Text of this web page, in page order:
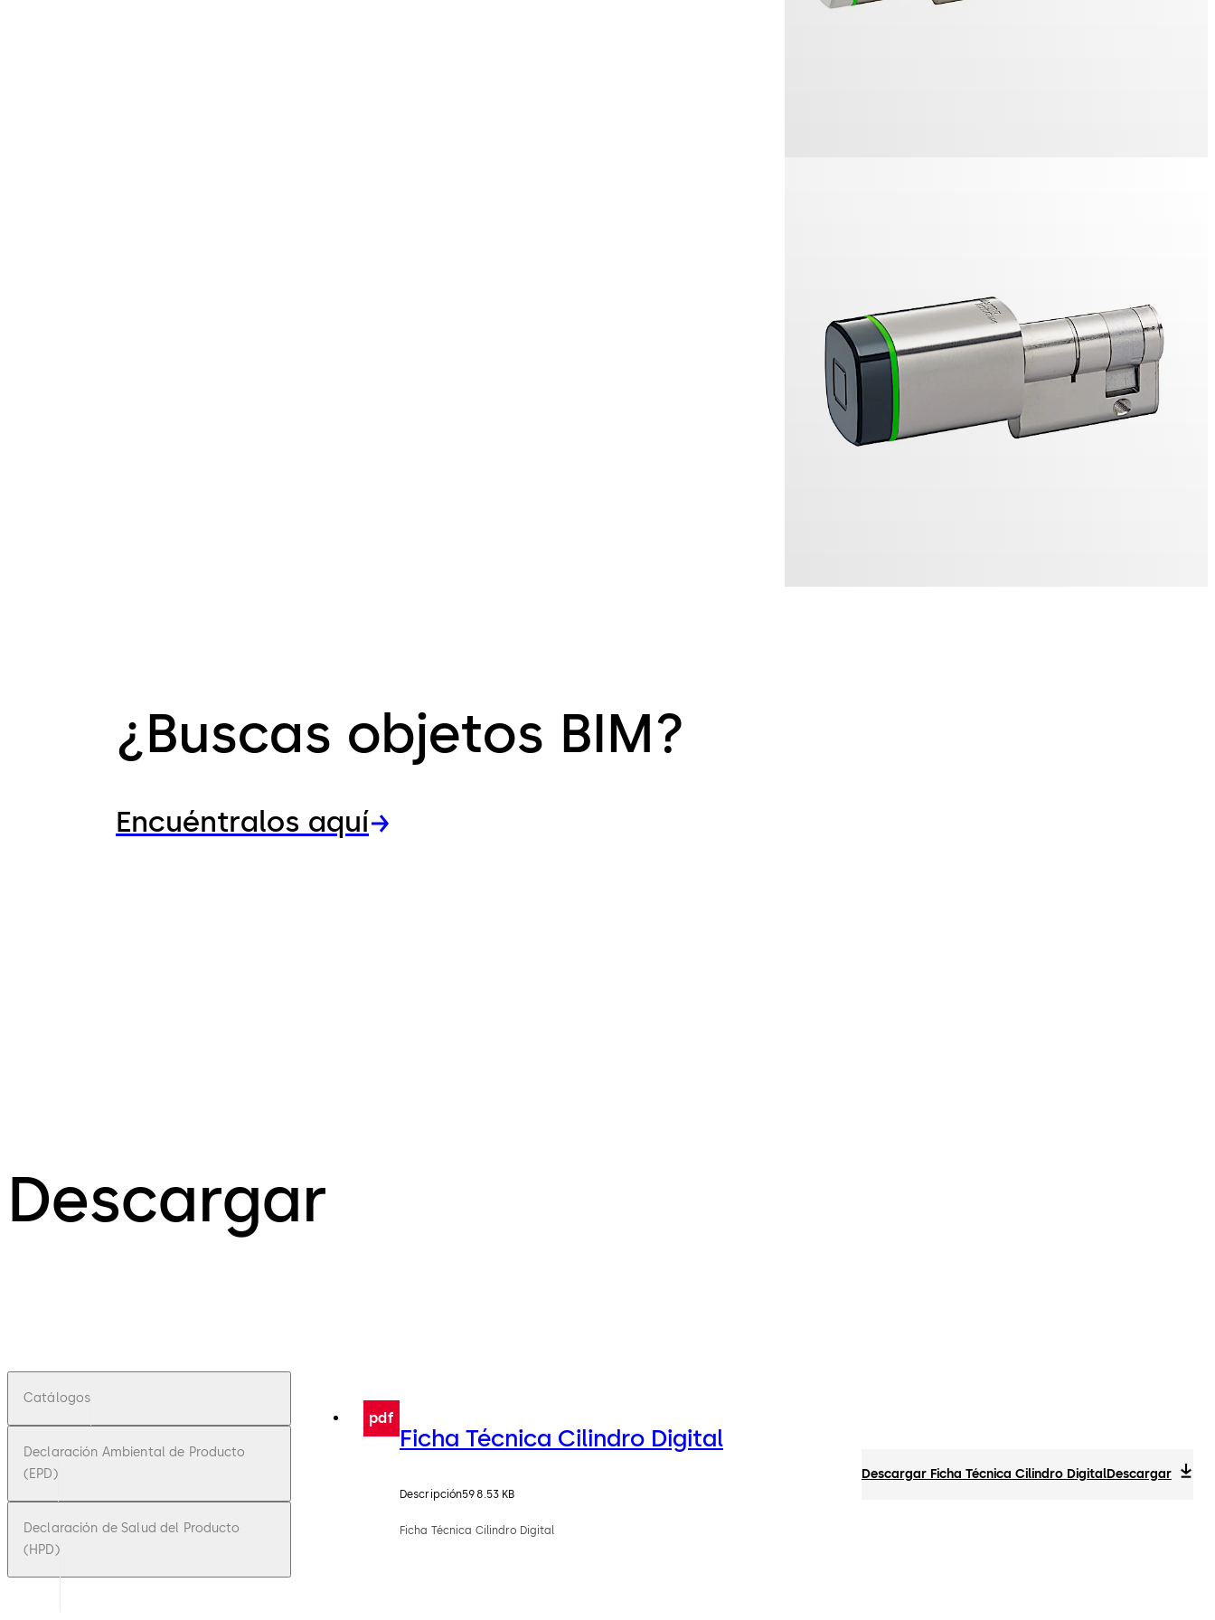
¿Buscas objetos BIM?
Encuéntralos aquí
Descargar
Catálogos
Declaración Ambiental de Producto
(EPD)
Declaración de Salud del Producto
(HPD)
pdf
Ficha Técnica Cilindro Digital
Descripción598.53 KB
Ficha Técnica Cilindro Digital
Descargar Ficha Técnica Cilindro DigitalDescargar